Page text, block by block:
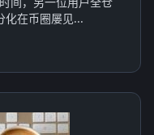
化在币圈屡见...